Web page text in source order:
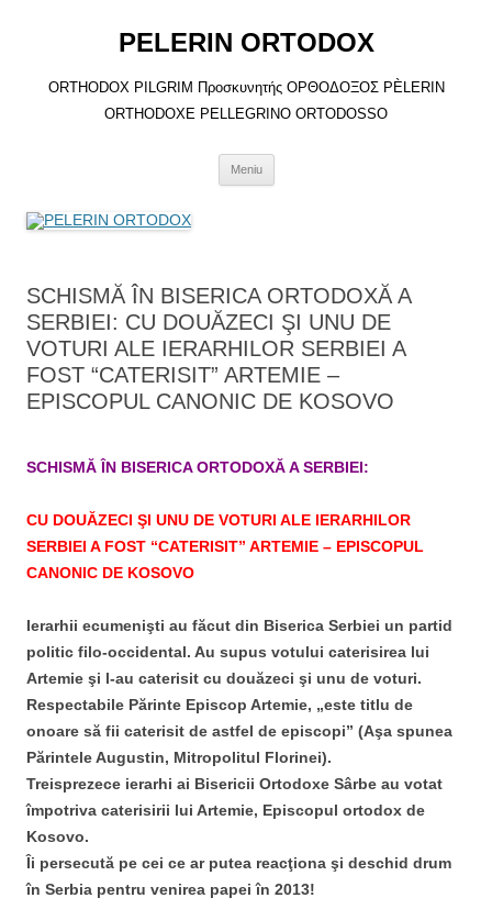
PELERIN ORTODOX
ORTHODOX PILGRIM Προσκυνητής ΟΡΘΟΔΟΞΟΣ PÈLERIN
ORTHODOXE PELLEGRINO ORTODOSSO
Meniu
SCHISMĂ ÎN BISERICA ORTODOXĂ A
SERBIEI: CU DOUĂZECI ŞI UNU DE
VOTURI ALE IERARHILOR SERBIEI A
FOST “CATERISIT” ARTEMIE –
EPISCOPUL CANONIC DE KOSOVO
SCHISMĂ ÎN BISERICA ORTODOXĂ A SERBIEI:
CU DOUĂZECI ŞI UNU DE VOTURI ALE IERARHILOR
SERBIEI A FOST “CATERISIT” ARTEMIE – EPISCOPUL
CANONIC DE KOSOVO
Ierarhii ecumenişti au făcut din Biserica Serbiei un partid
politic filo-occidental. Au supus votului caterisirea lui
Artemie şi l-au caterisit cu douăzeci şi unu de voturi.
Respectabile Părinte Episcop Artemie, „este titlu de
onoare să fii caterisit de astfel de episcopi” (Aşa spunea
Părintele Augustin, Mitropolitul Florinei).
Treisprezece ierarhi ai Bisericii Ortodoxe Sârbe au votat
împotriva caterisirii lui Artemie, Episcopul ortodox de
Kosovo.
Îi persecută pe cei ce ar putea reacţiona şi deschid drum
în Serbia pentru venirea papei în 2013!